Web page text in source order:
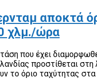
αποκτά
χλμ./ώρα
που έχει
προστίθεται στη
το όριο ταχύτητας